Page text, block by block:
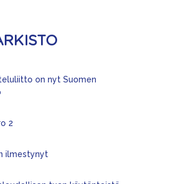
on nyt Suomen
2
ilmestynyt